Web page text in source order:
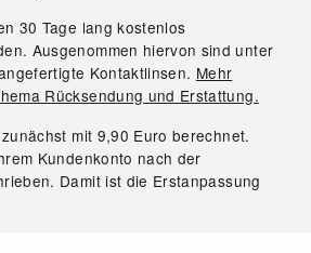
30 Tage lang kostenlos
Ausgenommen hiervon sind unter
Kontaktlinsen. Mehr
Rücksendung und Erstattung.
mit 9,90 Euro berechnet.
Kundenkonto nach der
Damit ist die Erstanpassung